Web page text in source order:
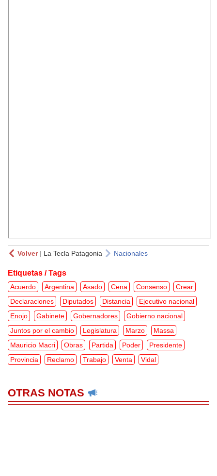
Volver| La Tecla Patagonia Nacionales
Etiquetas / Tags
Acuerdo Argentina Asado Cena Consenso
Crear
Declaraciones
Diputados Distancia
Ejecutivo nacional
Enojo
Gabinete Gobernadores
Gobierno nacional
Juntos por el cambio
Legislatura Marzo
Massa
Mauricio Macri
Obras Partida Poder
Presidente
Provincia
Reclamo Trabajo Venta Vidal
OTRAS NOTAS